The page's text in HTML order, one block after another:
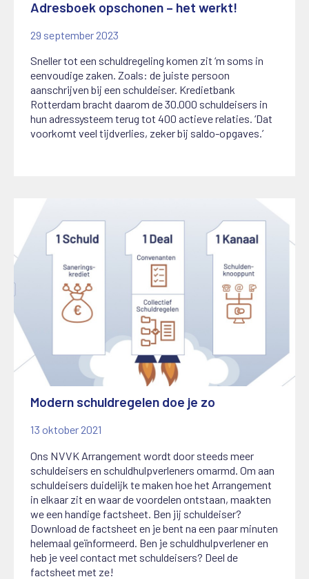
Adresboek opschonen – het werkt!
29 september 2023
Sneller tot een schuldregeling komen zit ‘m soms in
eenvoudige zaken. Zoals: de juiste persoon
aanschrijven bij een schuldeiser. Kredietbank
Rotterdam bracht daarom de 30.000 schuldeisers in
hun adressysteem terug tot 400 actieve relaties. ‘Dat
voorkomt veel tijdverlies, zeker bij saldo-opgaves.’
Modern schuldregelen doe je zo
13 oktober 2021
Ons NVVK Arrangement wordt door steeds meer
schuldeisers en schuldhulpverleners omarmd. Om aan
schuldeisers duidelijk te maken hoe het Arrangement
in elkaar zit en waar de voordelen ontstaan, maakten
we een handige factsheet. Ben jij schuldeiser?
Download de factsheet en je bent na een paar minuten
helemaal geïnformeerd. Ben je schuldhulpverlener en
heb je veel contact met schuldeisers? Deel de
factsheet met ze!